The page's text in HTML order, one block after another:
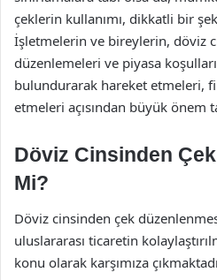
çeklerin kullanımı, dikkatli bir
İşletmelerin ve bireylerin, döviz
düzenlemeleri ve piyasa
bulundurarak hareket etmeleri,
etmeleri açısından büyük önem
Döviz Cinsinden
Mi?
Döviz cinsinden çek
uluslararası ticaretin
konu olarak karşımıza